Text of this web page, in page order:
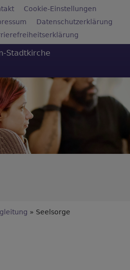
Cookie-Einstellungen
Datenschutzerklärung
Stadtkirche
Seelsorge